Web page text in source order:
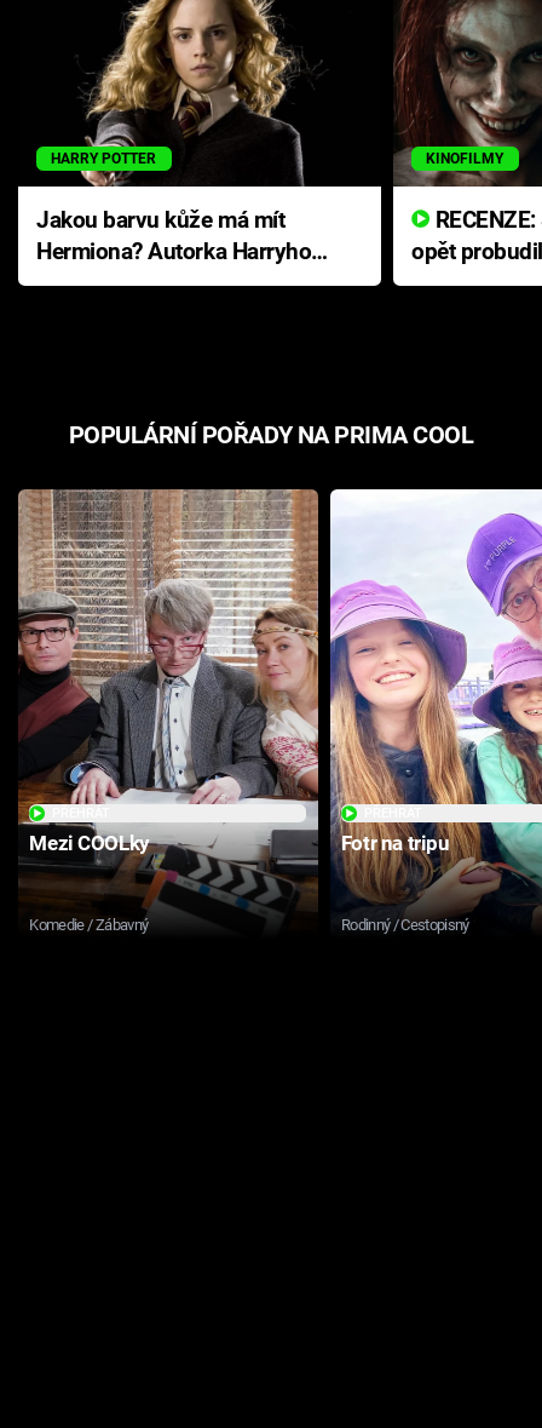
HARRY POTTER
Jakou barvu kůže má mít
Hermiona? Autorka Harryho
Pottera přišla s ráznou
KINOFILMY
opět
přichází s
POPULÁRNÍ POŘADY NA PRIMA COOL
Mezi COOLky
Komedie / Zábavný
Fotr na tripu
Rodinný / Cestopisný